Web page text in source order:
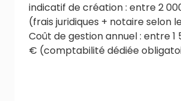
indicatif de création : entre 2
(frais juridiques + notaire selon
Coût de gestion annuel : entre 1
€ (comptabilité dédiée